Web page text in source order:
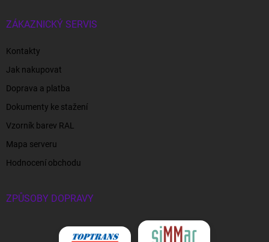
ZÁKAZNICKÝ SERVIS
Kontakty
Jak nakupovat
Doprava a platba
Dokumenty ke stažení
Vzorník barev RAL
Mapa serveru
Hodnocení obchodu
ZPŮSOBY DOPRAVY